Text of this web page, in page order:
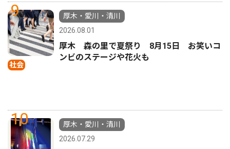
9
社会
厚木・愛川・清川
2026.08.01
厚木 森の里で夏祭り 8月15日 お笑いコ
ンビのステージや花火も
10
厚木・愛川・清川
2026.07.29